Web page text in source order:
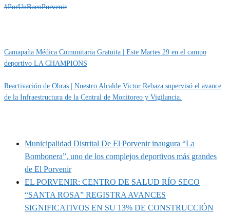
#PorUnBuenPorvenir
Camapaña Médica Comunitaria Gratuita | Este Martes 29 en el campo
deportivo LA CHAMPIONS
Reactivación de Obras | Nuestro Alcalde Victor Rebaza supervisó el avance
de la Infraestructura de la Central de Monitoreo y Vigilancia.
Municipalidad Distrital De El Porvenir inaugura “La
Bombonera”, uno de los complejos deportivos más grandes
de El Porvenir
EL PORVENIR: CENTRO DE SALUD RÍO SECO
“SANTA ROSA” REGISTRA AVANCES
SIGNIFICATIVOS EN SU 13% DE CONSTRUCCIÓN